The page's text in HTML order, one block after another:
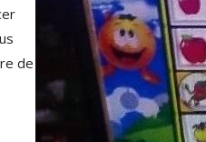
de